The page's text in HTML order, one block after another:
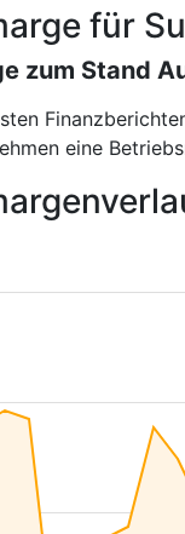
für
zum Stand
eine